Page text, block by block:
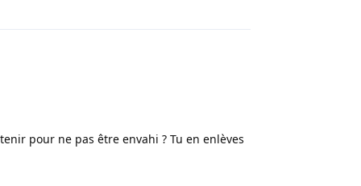
pour ne pas être envahi ? Tu en enlèves